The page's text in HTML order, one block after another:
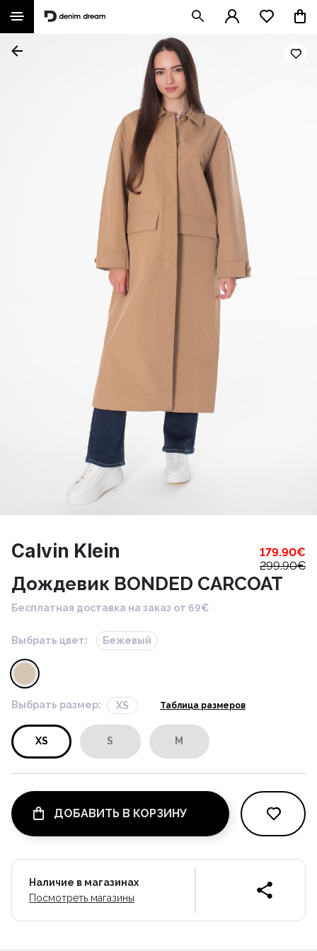
Calvin Klein 179.90€
299.90€
Дождевик BONDED CARCOAT
Бесплатная доставка на заказ от 69€
Выбрать цвет: Бежевый
Выбрать размер: XS Таблица размеров
XS S M
ДОБАВИТЬ В КОРЗИНУ
Наличие в магазинах
Посмотреть магазины